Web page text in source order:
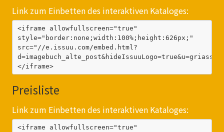
Link zum Einbetten des interaktiven Kataloges:
<iframe allowfullscreen="true"
style="border:none;width:100%;height:626px;"
src="//e.issuu.com/embed.html?
</iframe>
Preisliste
Link zum Einbetten des interaktiven Kataloges:
<iframe allowfullscreen="true"